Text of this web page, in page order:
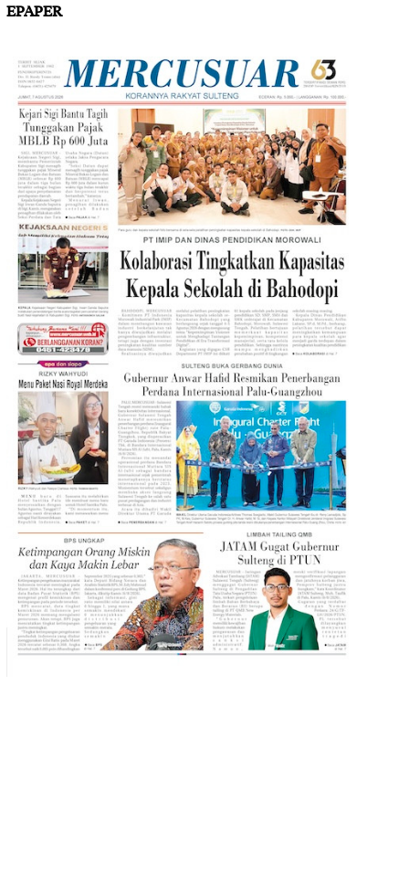
EPAPER